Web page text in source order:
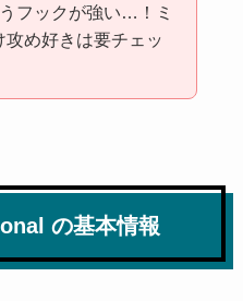
フックが強い…！ミ
攻め好きは要チェッ
の基本情報